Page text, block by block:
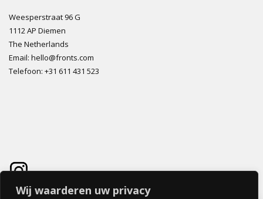
Wij waarderen uw privacy
Weesperstraat 96 G
1112 AP Diemen
The Netherlands
Email: hello@fronts.com
Telefoon: +31 611 431 523